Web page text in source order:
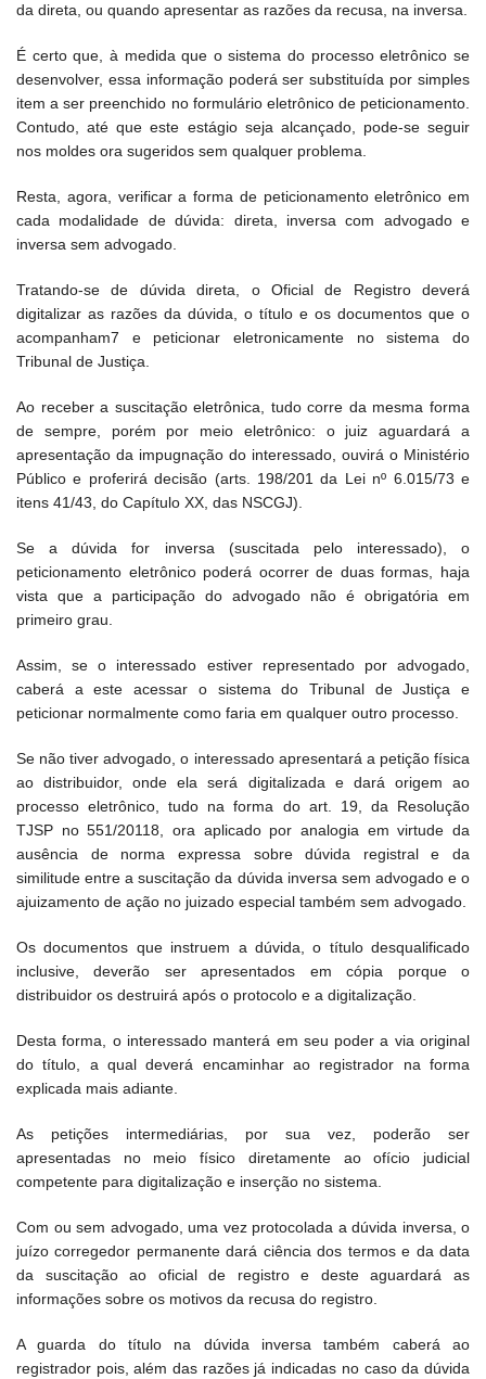
da direta, ou quando apresentar as razões da recusa, na inversa.
É certo que, à medida que o sistema do processo eletrônico se
desenvolver, essa informação poderá ser substituída por simples
item a ser preenchido no formulário eletrônico de peticionamento.
Contudo, até que este estágio seja alcançado, pode-se seguir
nos moldes ora sugeridos sem qualquer problema.
Resta, agora, verificar a forma de peticionamento eletrônico em
cada modalidade de dúvida: direta, inversa com advogado e
inversa sem advogado.
Tratando-se de dúvida direta, o Oficial de Registro deverá
digitalizar as razões da dúvida, o título e os documentos que o
acompanham7 e peticionar eletronicamente no sistema do
Tribunal de Justiça.
Ao receber a suscitação eletrônica, tudo corre da mesma forma
de sempre, porém por meio eletrônico: o juiz aguardará a
apresentação da impugnação do interessado, ouvirá o Ministério
Público e proferirá decisão (arts. 198/201 da Lei nº 6.015/73 e
itens 41/43, do Capítulo XX, das NSCGJ).
Se a dúvida for inversa (suscitada pelo interessado), o
peticionamento eletrônico poderá ocorrer de duas formas, haja
vista que a participação do advogado não é obrigatória em
primeiro grau.
Assim, se o interessado estiver representado por advogado,
caberá a este acessar o sistema do Tribunal de Justiça e
peticionar normalmente como faria em qualquer outro processo.
Se não tiver advogado, o interessado apresentará a petição física
ao distribuidor, onde ela será digitalizada e dará origem ao
processo eletrônico, tudo na forma do art. 19, da Resolução
TJSP no 551/20118, ora aplicado por analogia em virtude da
ausência de norma expressa sobre dúvida registral e da
similitude entre a suscitação da dúvida inversa sem advogado e o
ajuizamento de ação no juizado especial também sem advogado.
Os documentos que instruem a dúvida, o título desqualificado
inclusive, deverão ser apresentados em cópia porque o
distribuidor os destruirá após o protocolo e a digitalização.
Desta forma, o interessado manterá em seu poder a via original
do título, a qual deverá encaminhar ao registrador na forma
explicada mais adiante.
As petições intermediárias, por sua vez, poderão ser
apresentadas no meio físico diretamente ao ofício judicial
competente para digitalização e inserção no sistema.
Com ou sem advogado, uma vez protocolada a dúvida inversa, o
juízo corregedor permanente dará ciência dos termos e da data
da suscitação ao oficial de registro e deste aguardará as
informações sobre os motivos da recusa do registro.
A guarda do título na dúvida inversa também caberá ao
registrador pois, além das razões já indicadas no caso da dúvida